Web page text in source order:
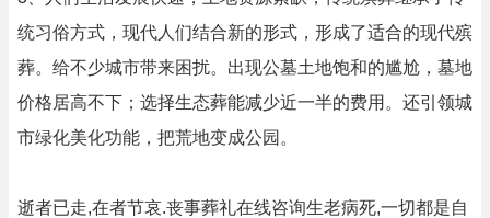
统习俗方式，现代人们结合新的形式，形成了适合的现代殡
葬。给不少城市带来困扰。出现公墓土地饱和的尴尬，墓地
价格居高不下；选择生态葬能减少近一半的费用。还引领城
市绿化美化功能，把荒地变成公园。
逝者已走,在者节哀.丧事葬礼在线咨询生老病死,一切都是自